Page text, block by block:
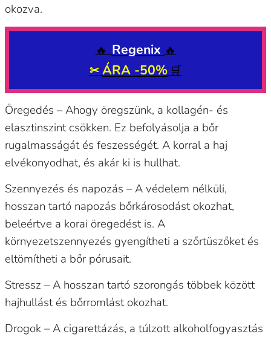
okozva.
🔥 Regenix 🔥
✂ÁRA -50% 🛒
Öregedés – Ahogy öregszünk, a kollagén- és
elasztinszint csökken. Ez befolyásolja a bőr
rugalmasságát és feszességét. A korral a haj
elvékonyodhat, és akár ki is hullhat.
Szennyezés és napozás – A védelem nélküli,
hosszan tartó napozás bőrkárosodást okozhat,
beleértve a korai öregedést is. A
környezetszennyezés gyengítheti a szőrtüszőket és
eltömítheti a bőr pórusait.
Stressz – A hosszan tartó szorongás többek között
hajhullást és bőrromlást okozhat.
Drogok – A cigarettázás, a túlzott alkoholfogyasztás